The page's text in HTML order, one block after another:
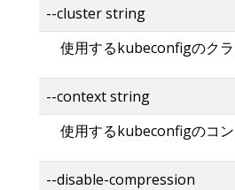
--cluster string
使用するkubeconfigのク
--context string
使用するkubeconfigのコ
--disable-compression